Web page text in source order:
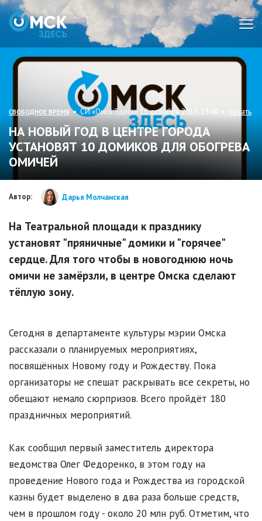
СВОБОДНОЕ ВРЕМЯ • СИ «Омск Здесь» 16 декабря 2019, 13:48 • печать
НА НОВЫЙ ГОД В ЦЕНТРЕ ГОРОДА
УСТАНОВЯТ 10 ДОМИКОВ ДЛЯ ОБОГРЕВА
ОМИЧЕЙ
Автор: Дарья Молчанская
На Театральной площади к празднику
установят "пряничные" домики и "горячее"
сердце. Для того чтобы в новогоднюю ночь
омичи не замёрзли, в центре Омска сделают
тёплую зону.
Сегодня в департаменте культуры мэрии Омска
рассказали о планируемых мероприятиях,
посвящённых Новому году и Рождеству. Пока
организаторы не спешат раскрывать все секреты, но
обещают немало сюрпризов. Всего пройдёт 180
праздничных мероприятий.
Как сообщил первый заместитель директора
ведомства Олег Федоренко, в этом году на
проведение Нового года и Рождества из городской
казны будет выделено в два раза больше средств,
чем в прошлом году - около 20 млн руб. Отметим, что